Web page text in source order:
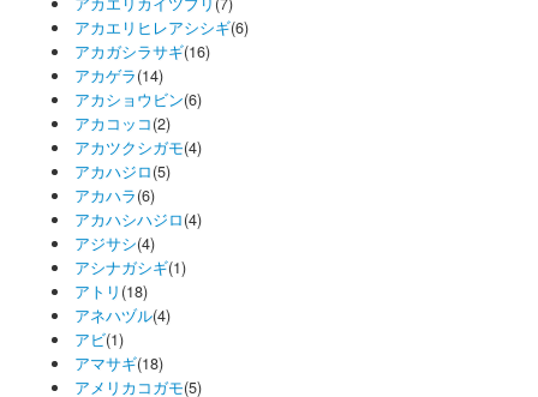
アカエリヒレアシシギ(6)
アカガシラサギ(16)
アカゲラ(14)
アカショウビン(6)
アカコッコ(2)
アカツクシガモ(4)
アカハジロ(5)
アカハラ(6)
アカハシハジロ(4)
アジサシ(4)
アシナガシギ(1)
アトリ (18)
アネハヅル(4)
アビ(1)
アマサギ(18)
アメリカコガモ(5)